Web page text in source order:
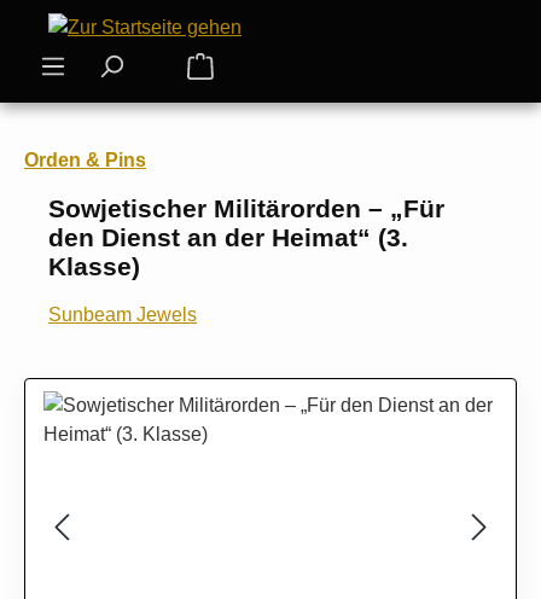
Zum Hauptinhalt springen
Warenkorb enthält 0 Positionen.
Orden & Pins
Sowjetischer Militärorden – „Für
den Dienst an der Heimat“ (3.
Klasse)
Sunbeam Jewels
Bildergalerie überspringen